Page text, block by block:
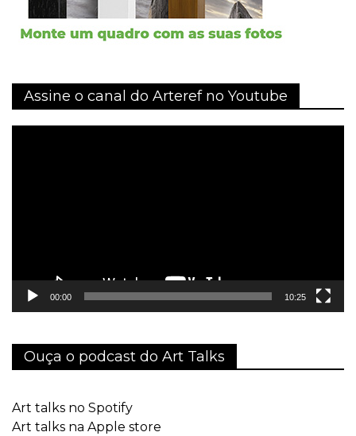
Assine o canal do Arteref no Youtube
00:00 10:25
Ouça o podcast do Art Talks
Art talks no Spotify
Art talks na Apple store